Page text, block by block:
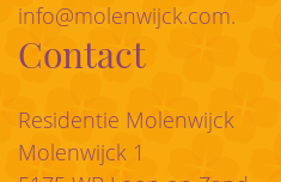
info@molenwijck.com.
Contact
Residentie Molenwijck
Molenwijck 1